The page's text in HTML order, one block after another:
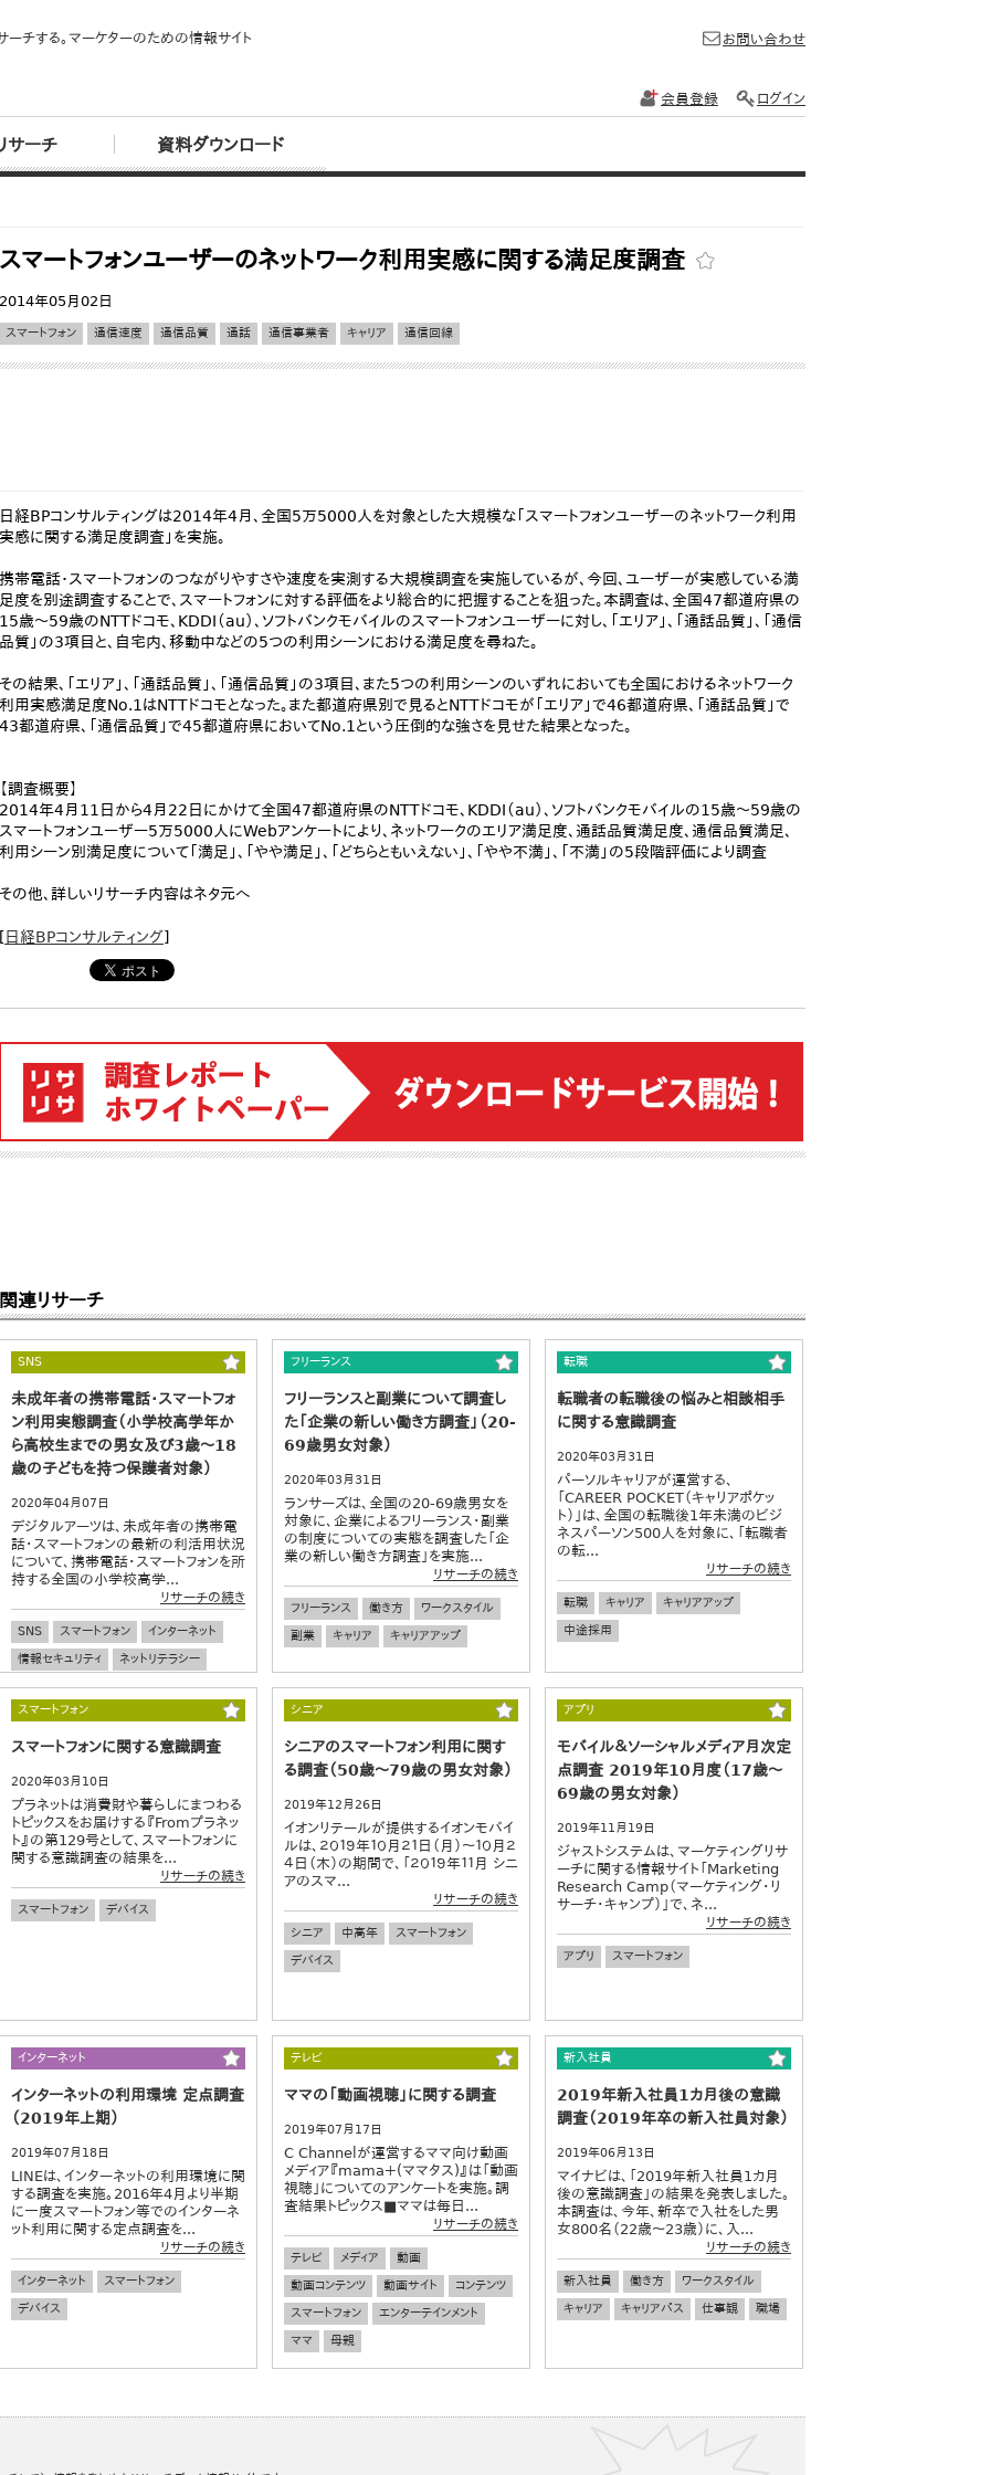
ーチする。マーケターのための情報サイト
サーチ 資料ダウンロード
お問い合わせ
会員登録 ログイン
スマートフォンユーザーのネットワーク利用実感に関する満足度調査
2014年05月02日
スマートフォン 通信速度 通信品質 通話 通信事業者 キャリア 通信回線
日経BPコンサルティングは2014年4月、全国5万5000人を対象とした大規模な「スマートフォンユーザーのネットワーク利用
実感に関する満足度調査」を実施。
携帯電話・スマートフォンのつながりやすさや速度を実測する大規模調査を実施しているが、今回、ユーザーが実感している満
足度を別途調査することで、スマートフォンに対する評価をより総合的に把握することを狙った。本調査は、全国47都道府県の
15歳～59歳のNTTドコモ、KDDI（au）、ソフトバンクモバイルのスマートフォンユーザーに対し、「エリア」、「通話品質」、「通信
品質」の3項目と、自宅内、移動中などの5つの利用シーンにおける満足度を尋ねた。
その結果、「エリア」、「通話品質」、「通信品質」の3項目、また5つの利用シーンのいずれにおいても全国におけるネットワーク
利用実感満足度No.1はNTTドコモとなった。また都道府県別で見るとNTTドコモが「エリア」で46都道府県、「通話品質」で
43都道府県、「通信品質」で45都道府県においてNo.1という圧倒的な強さを見せた結果となった。
【調査概要】
2014年4月11日から4月22日にかけて全国47都道府県のNTTドコモ、KDDI（au）、ソフトバンクモバイルの15歳～59歳の
スマートフォンユーザー5万5000人にWebアンケートにより、ネットワークのエリア満足度、通話品質満足度、通信品質満足、
利用シーン別満足度について「満足」、「やや満足」、「どちらともいえない」、「やや不満」、「不満」の5段階評価により調査
その他、詳しいリサーチ内容はネタ元へ
[日経BPコンサルティング]
関連リサーチ
SNS
未成年者の携帯電話・スマートフォ
ン利用実態調査（小学校高学年か
ら高校生までの男女及び3歳～18
歳の子どもを持つ保護者対象）
2020年04月07日
デジタルアーツは、未成年者の携帯電
話・スマートフォンの最新の利活用状況
について、携帯電話・スマートフォンを所
持する全国の小学校高学...
リサーチの続き
SNS スマートフォン
インターネット
情報セキュリティ
ネットリテラシー
子育て
小学生 中学生
高校生
親子
不安
コミュニケーション
フリーランス
フリーランスと副業について調査し
た「企業の新しい働き方調査」（20-
69歳男女対象）
2020年03月31日
ランサーズは、全国の20-69歳男女を
対象に、企業によるフリーランス・副業
の制度についての実態を調査した「企
業の新しい働き方調査」を実施...
リサーチの続き
フリーランス 働き方
ワークスタイル
副業
キャリア キャリアアップ
転職
転職者の転職後の悩みと相談相手
に関する意識調査
2020年03月31日
パーソルキャリアが運営する、
「CAREER POCKET（キャリアポケッ
ト）」は、全国の転職後1年未満のビジ
ネスパーソン500人を対象に、「転職者
の転...
リサーチの続き
転職 キャリア
キャリアアップ
中途採用
スマートフォン
スマートフォンに関する意識調査
2020年03月10日
プラネットは消費財や暮らしにまつわる
トピックスをお届けする『Fromプラネッ
ト』の第129号として、スマートフォンに
関する意識調査の結果を...
リサーチの続き
スマートフォン デバイス
シニア
シニアのスマートフォン利用に関す
る調査（50歳～79歳の男女対象）
2019年12月26日
イオンリテールが提供するイオンモバイ
ルは、２０１９年１０月２１日（月）～１０月２
４日（木）の期間で、「２０１９年１１月 シニ
アのスマ...
リサーチの続き
シニア 中高年
スマートフォン
デバイス
アプリ
モバイル＆ソーシャルメディア月次定
点調査 2019年10月度（17歳～
69歳の男女対象）
2019年11月19日
ジャストシステムは、マーケティングリサ
ーチに関する情報サイト「Marketing
Research Camp（マーケティング・リ
サーチ・キャンプ）」で、ネ...
リサーチの続き
アプリ スマートフォン
インターネット
インターネットの利用環境 定点調査
（2019年上期）
2019年07月18日
LINEは、インターネットの利用環境に関
する調査を実施。2016年4月より半期
に一度スマートフォン等でのインターネ
ット利用に関する定点調査を...
リサーチの続き
インターネット
スマートフォン
デバイス
テレビ
ママの「動画視聴」に関する調査
2019年07月17日
C Channelが運営するママ向け動画
メディア『mama＋(ママタス)』は「動画
視聴」についてのアンケートを実施。調
査結果トピックス■ママは毎日...
リサーチの続き
テレビ メディア
動画
動画コンテンツ
動画サイト
コンテンツ
スマートフォン
エンターテインメント
ママ
母親
新入社員
2019年新入社員1カ月後の意識
調査（2019年卒の新入社員対象）
2019年06月13日
マイナビは、「2019年新入社員1カ月
後の意識調査」の結果を発表しました。
本調査は、今年、新卒で入社をした男
女800名（22歳～23歳）に、入...
リサーチの続き
新入社員 働き方
ワークスタイル
キャリア
キャリアパス 仕事観 職場